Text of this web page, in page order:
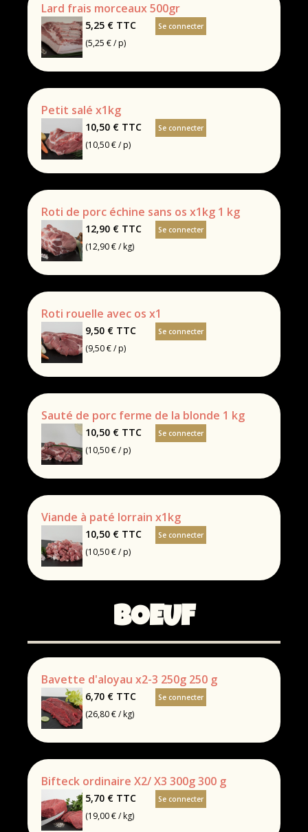
Lard frais morceaux 500gr
5,25 € TTC
(5,25 € / p)
Se connecter
Petit salé x1kg
10,50 € TTC
(10,50 € / p)
Se connecter
Roti de porc échine sans os x1kg 1 kg
12,90 € TTC
(12,90 € / kg)
Se connecter
Roti rouelle avec os x1
9,50 € TTC
(9,50 € / p)
Se connecter
Sauté de porc ferme de la blonde 1 kg
10,50 € TTC
(10,50 € / p)
Se connecter
Viande à paté lorrain x1kg
10,50 € TTC
(10,50 € / p)
Se connecter
BOEUF
Bavette d'aloyau x2-3 250g 250 g
6,70 € TTC
(26,80 € / kg)
Se connecter
Bifteck ordinaire X2/ X3 300g 300 g
5,70 € TTC
(19,00 € / kg)
Se connecter